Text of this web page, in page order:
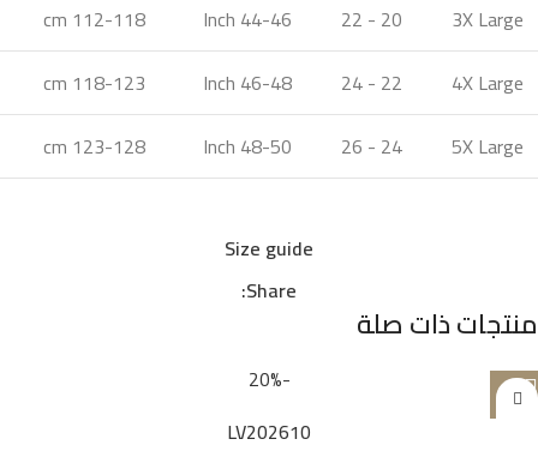
3X Large
20 - 22
44-46 Inch
112-118 cm
4X Large
22 - 24
46-48 Inch
118-123 cm
5X Large
24 - 26
48-50 Inch
123-128 cm
Size guide
Share:
منتجات ذات صلة
-20%
LV202610